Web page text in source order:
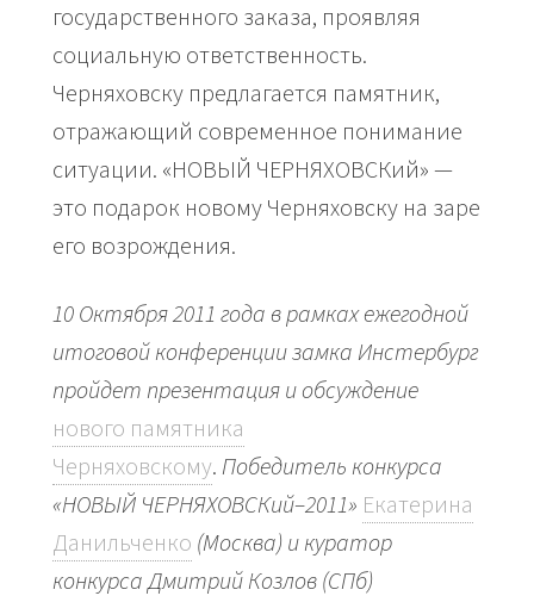
государственного заказа, проявляя
социальную ответственность.
Черняховску предлагается памятник,
отражающий современное понимание
ситуации. «НОВЫЙ ЧЕРНЯХОВСКий» —
это подарок новому Черняховску на заре
его возрождения.
10 Октября 2011 года в рамках ежегодной
итоговой конференции замка Инстербург
пройдет презентация и обсуждение
нового памятника
Черняховскому. Победитель конкурса
«НОВЫЙ ЧЕРНЯХОВСКий–2011» Екатерина
Данильченко (Москва) и куратор
конкурса Дмитрий Козлов (СПб)